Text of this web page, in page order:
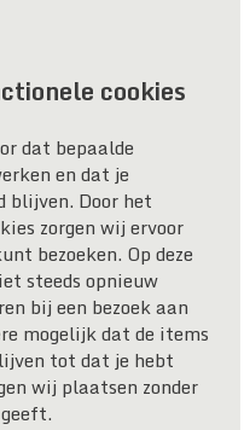
cookies
dat bepaalde
en dat je
blijven. Door het
zorgen wij ervoor
bezoeken. Op deze
steeds opnieuw
bij een bezoek aan
mogelijk dat de items
tot dat je hebt
wij plaatsen zonder